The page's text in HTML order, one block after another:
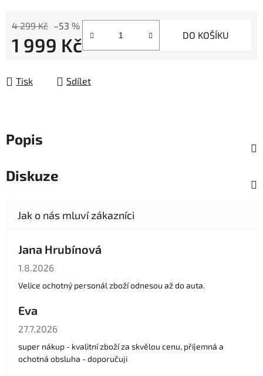
4 299 Kč –53 %
1 999 Kč DO KOŠÍKU
Tisk Sdílet
Popis
Diskuze
Jana Hrubínová
Hodnocení obchodu je 5 z 5 hvězdiček.
1.8.2026
Velice ochotný personál zboží odnesou až do auta.
Eva
Hodnocení obchodu je 5 z 5 hvězdiček.
27.7.2026
super nákup - kvalitní zboží za skvělou cenu, příjemná a
ochotná obsluha - doporučuji